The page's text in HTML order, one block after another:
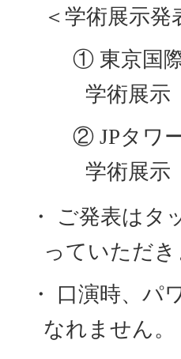
＜学術展示
① 東京国
学術展
② JPタワ
学術展
・ ご発表は
っていただ
・ 口演時、パ
なれません。